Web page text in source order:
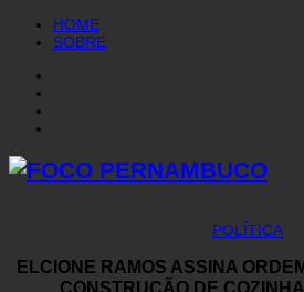
HOME
SOBRE
POLÍTICA
ELCIONE RAMOS ASSINA
CONSTRUÇÃO DE